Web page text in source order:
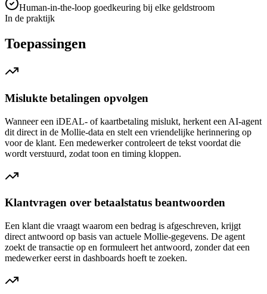
Human-in-the-loop goedkeuring bij elke geldstroom
In de praktijk
Toepassingen
Mislukte betalingen opvolgen
Wanneer een iDEAL- of kaartbetaling mislukt, herkent een AI-agent
dit direct in de Mollie-data en stelt een vriendelijke herinnering op
voor de klant. Een medewerker controleert de tekst voordat die
wordt verstuurd, zodat toon en timing kloppen.
Klantvragen over betaalstatus beantwoorden
Een klant die vraagt waarom een bedrag is afgeschreven, krijgt
direct antwoord op basis van actuele Mollie-gegevens. De agent
zoekt de transactie op en formuleert het antwoord, zonder dat een
medewerker eerst in dashboards hoeft te zoeken.